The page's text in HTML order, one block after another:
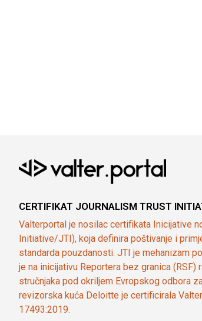
CERTIFIKAT JOURNALISM TRUST
Valterportal je nosilac certifikata Inicijative
Initiative/JTI), koja definira poštivanje i
standarda pouzdanosti. JTI je mehanizam
je na inicijativu Reportera bez granica
stručnjaka pod okriljem Evropskog odbora
revizorska kuća Deloitte je certificirala
17493:2019.